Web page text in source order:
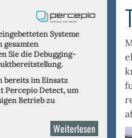
Systeme
gesamten
Sie die Debugging-
bereits im Einsatz
Percepio Detect, um
Betrieb zu
Weiterlesenüber